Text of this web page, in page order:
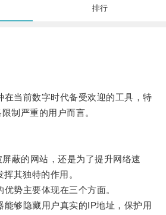
排行
当前数字时代备受欢迎的工具，特
制严重的用户而言。
的网站，还是为了提升网络速
其独特的作用。
势主要体现在三个方面。
够隐藏用户真实的IP地址，保护用